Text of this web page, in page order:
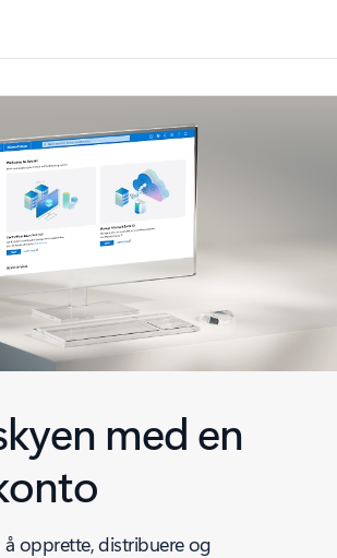
med en
opprette, distribuere og